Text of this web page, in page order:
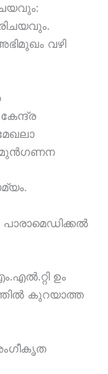
വഴി
മുൻഗണന
ഉം
കുറയാത്ത